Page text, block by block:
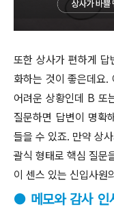
또한 상사가 편하게 답
화하는 것이 좋은데요.
어려운 상황인데 B 또
질문하면 답변이 명확
들을 수 있죠. 만약 상
괄식 형태로 핵심 질문
이 센스 있는 신입사원
● 메모와 감사 인